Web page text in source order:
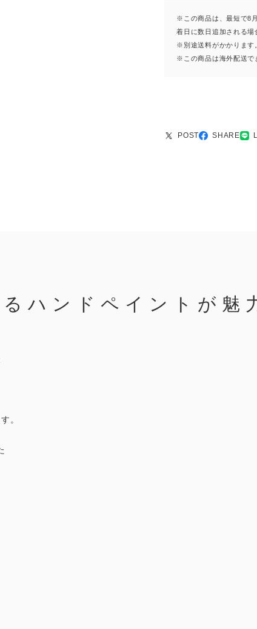
※この商品は、最短で8
着日に数日追加される場
※別途送料がかかります
※この商品は海外配送で
POST SHARE
るハンドペイントが魅
。